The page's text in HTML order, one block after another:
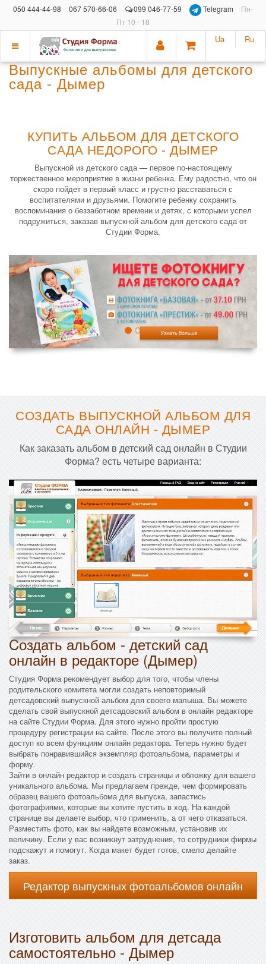
050 444-44-98 067 570-66-06 099 046-77-59 Telegram
Пн-
Пт 10 - 18
Показать
меню
Ua Ru
Выпускные альбомы для детского
сада - Дымер
КУПИТЬ АЛЬБОМ ДЛЯ ДЕТСКОГО
САДА НЕДОРОГО - ДЫМЕР
Выпускной из детского сада — первое по-настоящему
торжественное мероприятие в жизни ребенка. Ему радостно, что он
скоро пойдет в первый класс и грустно расставаться с
воспитателями и друзьями. Помогите ребенку сохранить
воспоминания о беззаботном времени и детях, с которыми успел
подружиться, заказав выпускной альбом для детского сада от
Студии Форма.
СОЗДАТЬ ВЫПУСКНОЙ АЛЬБОМ ДЛЯ
САДА ОНЛАЙН - ДЫМЕР
Как заказать альбом в детский сад онлайн в Студии
Форма? есть четыре варианта:
Cоздать альбом - детский сад
онлайн в редакторе (Дымер)
Студия Форма рекомендует выбор для того, чтобы члены
родительского комитета могли создать неповторимый
детсадовский выпускной альбом для своего малыша. Вы можете
сделать свой выпускной детсадовский альбом в онлайн редакторе
на сайте Студии Форма. Для этого нужно пройти простую
процедуру регистрации на сайте. После этого вы получите полный
доступ ко всем функциям онлайн редактора. Теперь нужно будет
выбрать понравившийся экземпляр фотоальбома, параметры и
форму.
Зайти в онлайн редактор и создать страницы и обложку для вашего
уникального альбома. Мы предлагаем прежде, чем формировать
образец вашего фотоальбома для выпуска, запастись
фотографиями, которые вы хотите пустить в ход. На каждой
странице вы делаете выбор, что применить, а от чего отказаться.
Разместить фото, как вы найдете возможным, установив их
величину. Если у вас возникнут затруднения, то сотрудники фирмы
подскажут и помогут. Когда макет будет готов, смело делайте
заказ.
Редактор выпускных фотоальбомов онлайн
Изготовить альбом для детсада
самостоятельно - Дымер